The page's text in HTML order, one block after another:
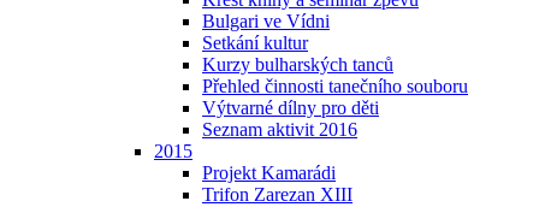
Bulgari ve Vídni
Setkání kultur
Kurzy bulharských tanců
Přehled činnosti tanečního souboru
Výtvarné dílny pro děti
Seznam aktivit 2016
2015
Projekt Kamarádi
Trifon Zarezan XIII